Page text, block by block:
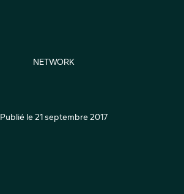
NETWORK
Publié le21 septembre 2017